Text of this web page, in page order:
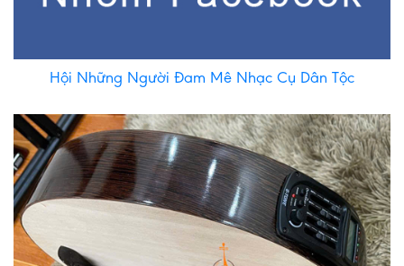
Hội Những Người Đam Mê Nhạc Cụ Dân Tộc